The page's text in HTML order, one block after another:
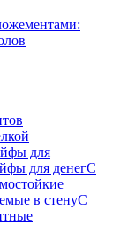
для
для денегС
в стенуС